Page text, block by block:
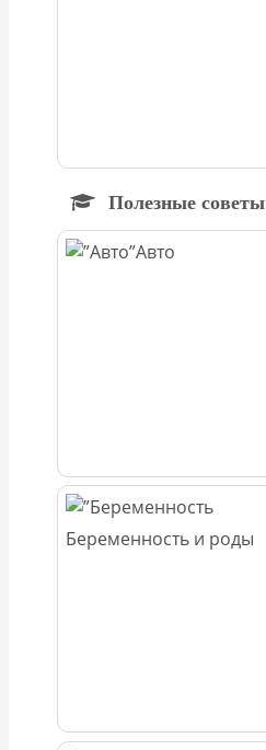
Полезные советы
Авто
Беременность и роды